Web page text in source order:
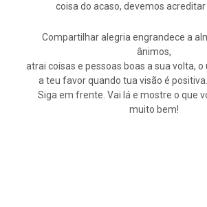
coisa do acaso, devemos acreditar
Compartilhar alegria engrandece a
ânimos,
atrai coisas e pessoas boas a sua volta,
a teu favor quando tua visão é
Siga em frente. Vai lá e mostre o que
muito bem!